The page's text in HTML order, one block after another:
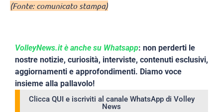
(Fonte: comunicato stampa)
VolleyNews.it è anche su Whatsapp: non perderti le
nostre notizie, curiosità, interviste, contenuti esclusivi,
aggiornamenti e approfondimenti. Diamo voce
insieme alla pallavolo!
Clicca QUI e iscriviti al canale WhatsApp di Volley
News